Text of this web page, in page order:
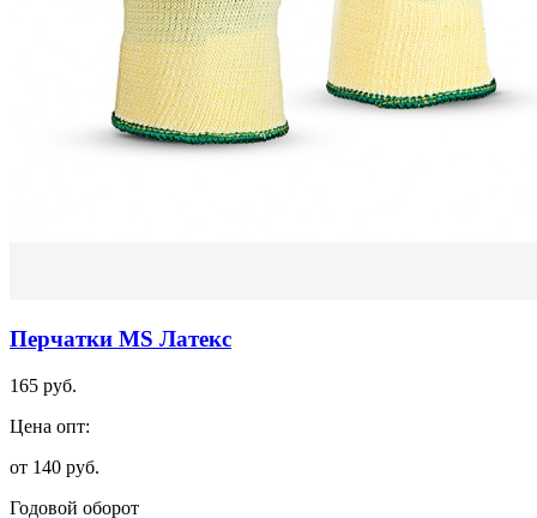
Перчатки MS Латекс
165 руб.
Цена опт:
от 140 руб.
Годовой оборот